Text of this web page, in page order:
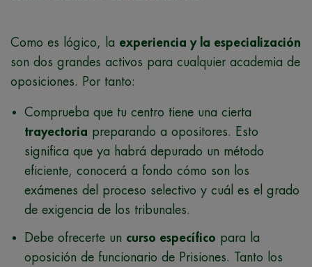
Como es lógico, la experiencia y la especialización
son dos grandes activos para cualquier academia de
oposiciones. Por tanto:
Comprueba que tu centro tiene una cierta
trayectoria preparando a opositores. Esto
significa que ya habrá depurado un método
eficiente, conocerá a fondo cómo son los
exámenes del proceso selectivo y cuál es el grado
de exigencia de los tribunales.
Debe ofrecerte un curso específico para la
oposición de funcionario de Prisiones. Tanto los